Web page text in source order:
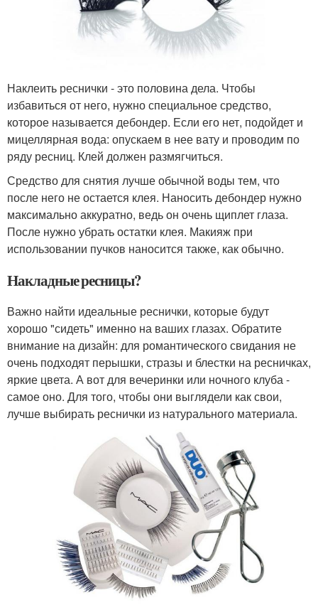
Наклеить реснички - это половина дела. Чтобы
избавиться от него, нужно специальное средство,
которое называется дебондер. Если его нет, подойдет и
мицеллярная вода: опускаем в нее вату и проводим по
ряду ресниц. Клей должен размягчиться.
Средство для снятия лучше обычной воды тем, что
после него не остается клея. Наносить дебондер нужно
максимально аккуратно, ведь он очень щиплет глаза.
После нужно убрать остатки клея. Макияж при
использовании пучков наносится также, как обычно.
Накладные ресницы?
Важно найти идеальные реснички, которые будут
хорошо "сидеть" именно на ваших глазах. Обратите
внимание на дизайн: для романтического свидания не
очень подходят перышки, стразы и блестки на ресничках,
яркие цвета. А вот для вечеринки или ночного клуба -
самое оно. Для того, чтобы они выглядели как свои,
лучше выбирать реснички из натурального материала.